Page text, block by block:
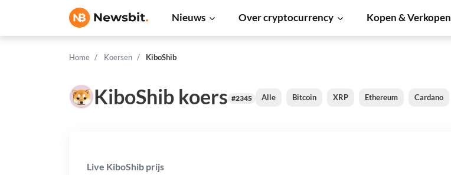
Nieuws Over cryptocurrency Kopen & Verkopen
Home Koersen KiboShib
KiboShib koers #2345 Alle Bitcoin XRP Ethereum Cardano
Live KiboShib prijs